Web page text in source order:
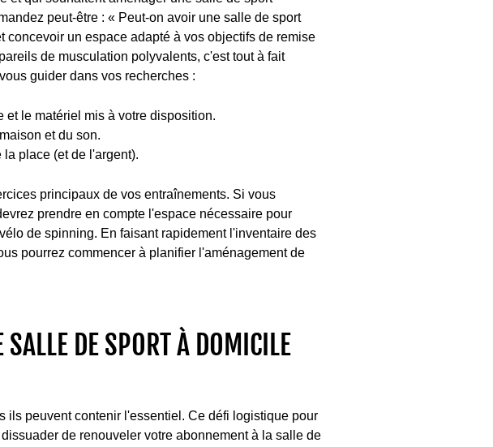
peut-être : « Peut-on avoir une salle de sport
concevoir un espace adapté à vos objectifs de remise
de musculation polyvalents, c'est tout à fait
guider dans vos recherches :
le matériel mis à votre disposition.
et du son.
place (et de l'argent).
principaux de vos entraînements. Si vous
prendre en compte l'espace nécessaire pour
de spinning. En faisant rapidement l'inventaire des
pourrez commencer à planifier l'aménagement de
DE SPORT À DOMICILE
ils peuvent contenir l'essentiel. Ce défi logistique pour
de renouveler votre abonnement à la salle de